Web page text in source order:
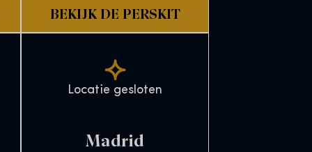
BEKIJK DE PERSKIT
Locatie gesloten
Madrid